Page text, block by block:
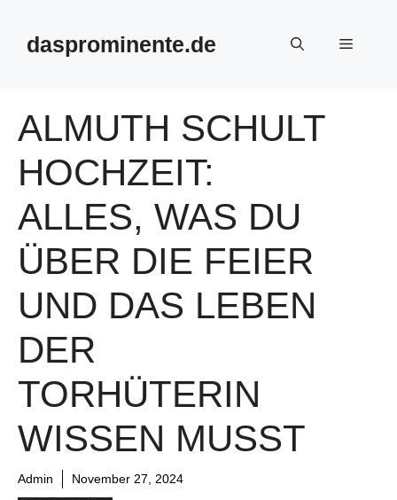
contentdasprominente.de Menu
ALMUTH SCHULT
HOCHZEIT:
ALLES, WAS DU
ÜBER DIE FEIER
UND DAS LEBEN
DER
TORHÜTERIN
WISSEN MUSST
Admin November 27, 2024